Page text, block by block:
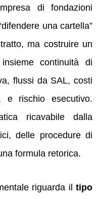
di fondazioni
una cartella”
ma costruire un
continuità di
flussi da SAL, costi
rischio esecutivo.
ricavabile dalla
delle procedure di
formula retorica.
riguarda il tipo